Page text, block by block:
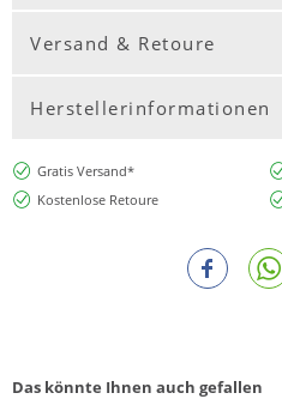
Versand & Retoure
Herstellerinformationen
Gratis Versand*
Kostenlose Retoure
Das könnte Ihnen auch gefallen